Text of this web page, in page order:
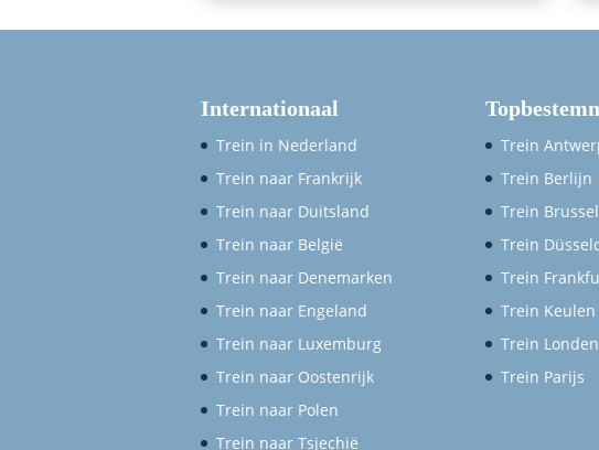
Internationaal
Trein in Nederland
Trein naar Frankrijk
Trein naar Duitsland
Trein naar België
Trein naar Denemarken
Trein naar Engeland
Trein naar Luxemburg
Trein naar Oostenrijk
Trein naar Polen
Trein naar Tsjechië
Trein
Trein Berlijn
Trein Brussel
Trein
Trein
Trein Keulen
Trein Londen
Trein Parijs